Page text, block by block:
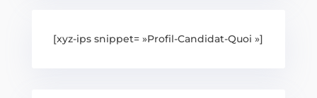
[xyz-ips snippet= »Profil-Candidat-Quoi »]